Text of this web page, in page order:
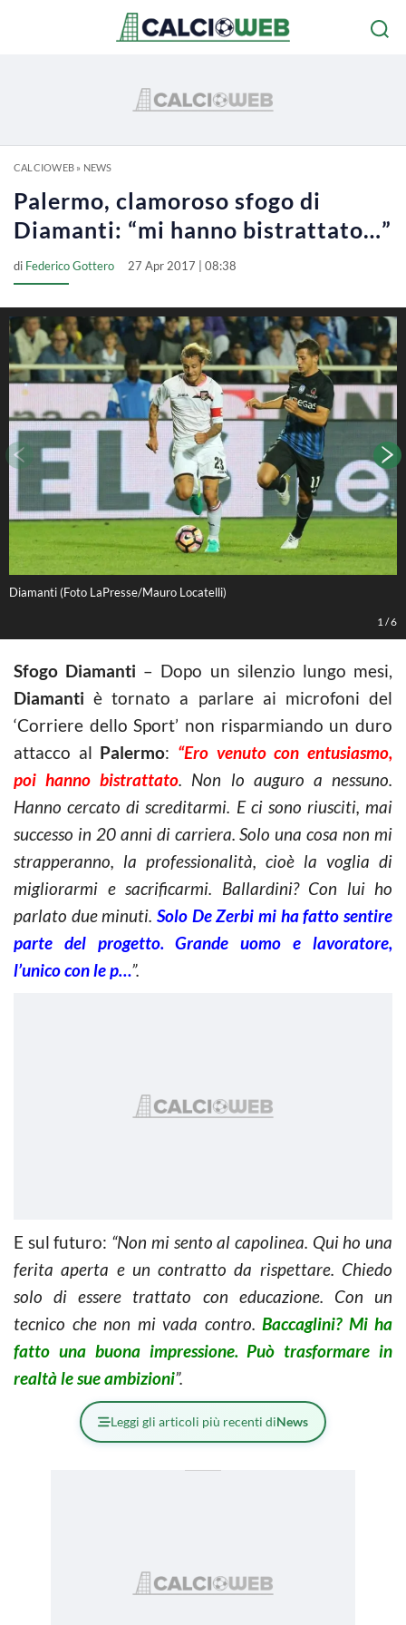
CALCIOWEB» NEWS
Palermo, clamoroso sfogo di
Diamanti: “mi hanno bistrattato…”
di Federico Gottero 27 Apr 2017 | 08:38
Diamanti (Foto LaPresse/Mauro Locatelli)
1 /6
Sfogo Diamanti – Dopo un silenzio lungo mesi,
Diamanti è tornato a parlare ai microfoni del
‘Corriere dello Sport’ non risparmiando un duro
attacco al Palermo: “Ero venuto con entusiasmo,
poi hanno bistrattato. Non lo auguro a nessuno.
Hanno cercato di screditarmi. E ci sono riusciti, mai
successo in 20 anni di carriera. Solo una cosa non mi
strapperanno, la professionalità, cioè la voglia di
migliorarmi e sacrificarmi. Ballardini? Con lui ho
parlato due minuti. Solo De Zerbi mi ha fatto sentire
parte del progetto. Grande uomo e lavoratore,
l’unico con le p…”.
E sul futuro: “Non mi sento al capolinea. Qui ho una
ferita aperta e un contratto da rispettare. Chiedo
solo di essere trattato con educazione. Con un
tecnico che non mi vada contro. Baccaglini? Mi ha
fatto una buona impressione. Può trasformare in
realtà le sue ambizioni”.
Leggi gli articoli più recenti diNews